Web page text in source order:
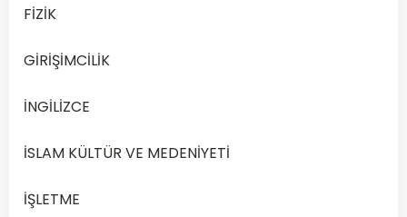
İŞLETME
FİZİK
GİRİŞİMCİLİK
İNGİLİZCE
İSLAM KÜLTÜR VE MEDENİYETİ
İŞLETME